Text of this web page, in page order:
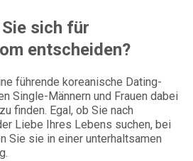
sich für
entscheiden?
führende koreanische Dating-
Single-Männern und Frauen dabei
finden. Egal, ob Sie nach
Liebe Ihres Lebens suchen, bei
Sie sie in einer unterhaltsamen